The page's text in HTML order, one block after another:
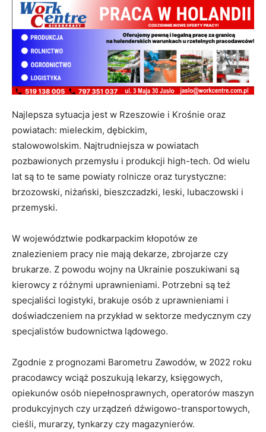
Najlepsza sytuacja jest w Rzeszowie i Krośnie oraz
powiatach: mieleckim, dębickim,
stalowowolskim. Najtrudniejsza w powiatach
pozbawionych przemysłu i produkcji high-tech. Od wielu
lat są to te same powiaty rolnicze oraz turystyczne:
brzozowski, niżański, bieszczadzki, leski, lubaczowski i
przemyski.
W województwie podkarpackim kłopotów ze
znalezieniem pracy nie mają dekarze, zbrojarze czy
brukarze. Z powodu wojny na Ukrainie poszukiwani są
kierowcy z różnymi uprawnieniami. Potrzebni są też
specjaliści logistyki, brakuje osób z uprawnieniami i
doświadczeniem na przykład w sektorze medycznym czy
specjalistów budownictwa lądowego.
Zgodnie z prognozami Barometru Zawodów, w 2022 roku
pracodawcy wciąż poszukują lekarzy, księgowych,
opiekunów osób niepełnosprawnych, operatorów maszyn
produkcyjnych czy urządzeń dźwigowo-transportowych,
cieśli, murarzy, tynkarzy czy magazynierów.